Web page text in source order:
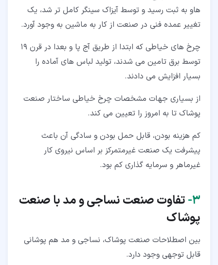
هاو به ثبت رسید و توسط آیزاک سینگر کامل تر شد، یک
تغییر عمده فنی در صنعت از کار به ماشین به وجود آورد.
چرخ های خیاطی که ابتدا از طریق آج پا و بعدا در قرن 19
توسط برق تامین می شدند، تولید لباس های آماده را
بسیار افزایش می دادند.
از بسیاری جهات مشخصات چرخ خیاطی ساختار صنعت
پوشاک تا به امروز را تعیین می کند.
کم هزینه بودن، قابل حمل بودن و سادگی آن باعث
پیشرفت یک صنعت غیرمتمرکز بر اساس نیروی کار
غیرماهر و سرمایه گذاری کم بود.
۳‏- تفاوت صنعت نساجی و مد با صنعت
پوشاک
بین اصطلاحات صنعت پوشاک، نساجی و مد هم پوشانی
قابل توجهی وجود دارد.